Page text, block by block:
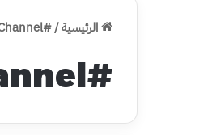
الرئيسية/
#AfterBirthChannel
#AfterBirthChannel